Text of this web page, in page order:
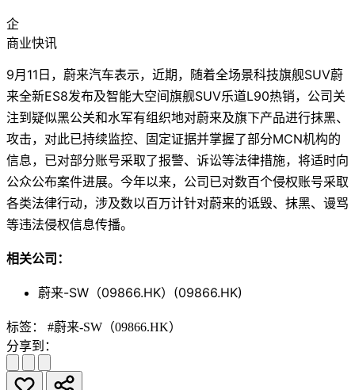
企
商业快讯
9月11日，蔚来汽车表示，近期，随着全场景科技旗舰SUV蔚
来全新ES8发布及智能大空间旗舰SUV乐道L90热销，公司关
注到疑似黑公关和水军有组织地对蔚来及旗下产品进行抹黑、
攻击，对此已持续监控、固定证据并掌握了部分MCN机构的
信息，已对部分账号采取了报警、诉讼等法律措施，将适时向
公众公布案件进展。今年以来，公司已对数百个侵权账号采取
各类法律行动，涉及数以百万计针对蔚来的诋毁、抹黑、谩骂
等违法侵权信息传播。
相关公司：
蔚来-SW（09866.HK）(09866.HK)
标签：
#蔚来-SW（09866.HK）
分享到：